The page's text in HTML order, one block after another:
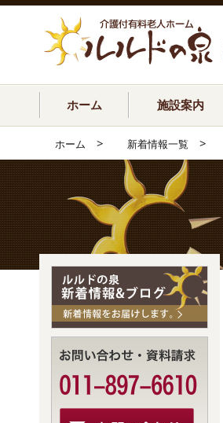
ホーム 施設案内
ホーム > 新着情報一覧 >